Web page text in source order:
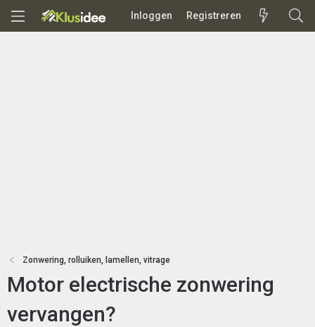
Inloggen Registreren
Zonwering, rolluiken, lamellen, vitrage
Motor electrische zonwering
vervangen?